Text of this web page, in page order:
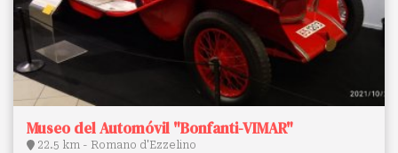
Museo del Automóvil "Bonfanti-VIMAR"
22.5 km - Romano d'Ezzelino